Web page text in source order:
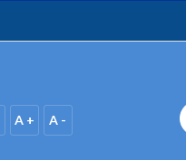
A + A -